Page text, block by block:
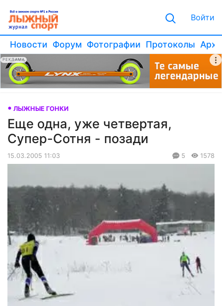
Войти
Новости Форум Фотографии Протоколы
РЕКЛАМА
ЛЫЖНЫЕ ГОНКИ
Еще одна, уже четвертая,
Супер-Сотня - позади
15.03.2005 11:03 5 1578